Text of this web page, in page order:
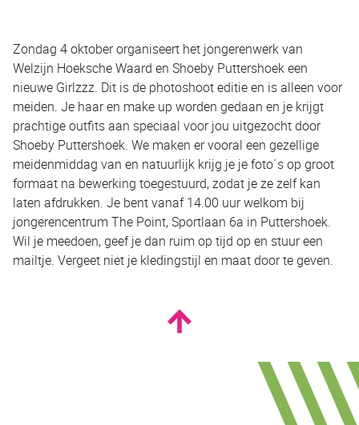
Zondag 4 oktober organiseert het jongerenwerk van
Welzijn Hoeksche Waard en Shoeby Puttershoek een
nieuwe Girlzzz. Dit is de photoshoot editie en is alleen voor
meiden. Je haar en make up worden gedaan en je krijgt
prachtige outfits aan speciaal voor jou uitgezocht door
Shoeby Puttershoek. We maken er vooral een gezellige
meidenmiddag van en natuurlijk krijg je je foto´s op groot
formaat na bewerking toegestuurd, zodat je ze zelf kan
laten afdrukken. Je bent vanaf 14.00 uur welkom bij
jongerencentrum The Point, Sportlaan 6a in Puttershoek.
Wil je meedoen, geef je dan ruim op tijd op en stuur een
mailtje. Vergeet niet je kledingstijl en maat door te geven.